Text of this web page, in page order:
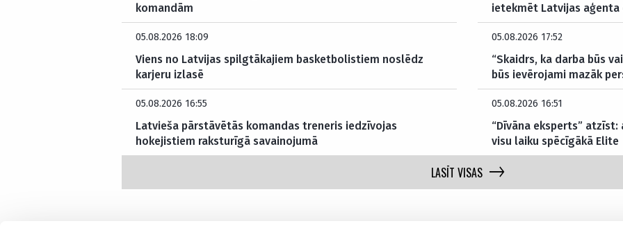
komandām
ietekmēt Latvijas
05.08.2026 18:09
Viens no Latvijas spilgtākajiem basketbolistiem noslēdz
karjeru izlasē
05.08.2026 17:52
“Skaidrs, ka darba būs
būs ievērojami mazāk
05.08.2026 16:55
Latvieša pārstāvētās komandas treneris iedzīvojas
hokejistiem raksturīgā savainojumā
05.08.2026 16:51
“Dīvāna eksperts”
visu laiku spēcīgākā Elite
LASĪT VISAS